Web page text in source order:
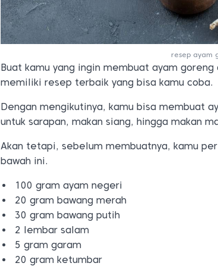
resep ayam
Buat kamu yang ingin membuat ayam
memiliki resep terbaik yang bisa kamu coba.
Dengan mengikutinya, kamu bisa membuat
untuk sarapan, makan siang, hingga makan
Akan tetapi, sebelum membuatnya, kamu
bawah ini.
100 gram ayam negeri
20 gram bawang merah
30 gram bawang putih
2 lembar salam
5 gram garam
20 gram ketumbar